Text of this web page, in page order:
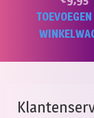
TOEVOEGEN